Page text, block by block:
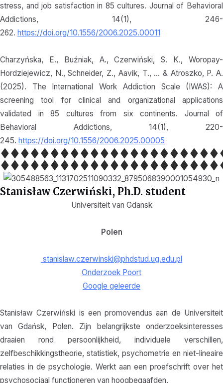
stress, and job satisfaction in 85 cultures. Journal of Behavioral
Addictions, 14(1), 246-
262. https://doi.org/10.1556/2006.2025.00011
Charzyńska, E., Buźniak, A., Czerwiński, S. K., Woropay-
Hordziejewicz, N., Schneider, Z., Aavik, T., … & Atroszko, P. A.
(2025). The International Work Addiction Scale (IWAS): A
screening tool for clinical and organizational applications
validated in 85 cultures from six continents. Journal of
Behavioral Addictions, 14(1), 220-
245. https://doi.org/10.1556/2006.2025.00005
Stanisław Czerwiński, Ph.D. student
Universiteit van Gdansk
Polen
stanislaw.czerwinski@phdstud.ug.edu.pl
Onderzoek Poort
Google geleerde
Stanisław Czerwiński is een promovendus aan de Universiteit
van Gdańsk, Polen. Zijn belangrijkste onderzoeksinteresses
draaien rond persoonlijkheid, individuele verschillen,
zelfbeschikkingstheorie, statistiek, psychometrie en niet-lineaire
relaties in de psychologie. Werkt aan een proefschrift over het
psychosociaal functioneren van hoogbegaafden.